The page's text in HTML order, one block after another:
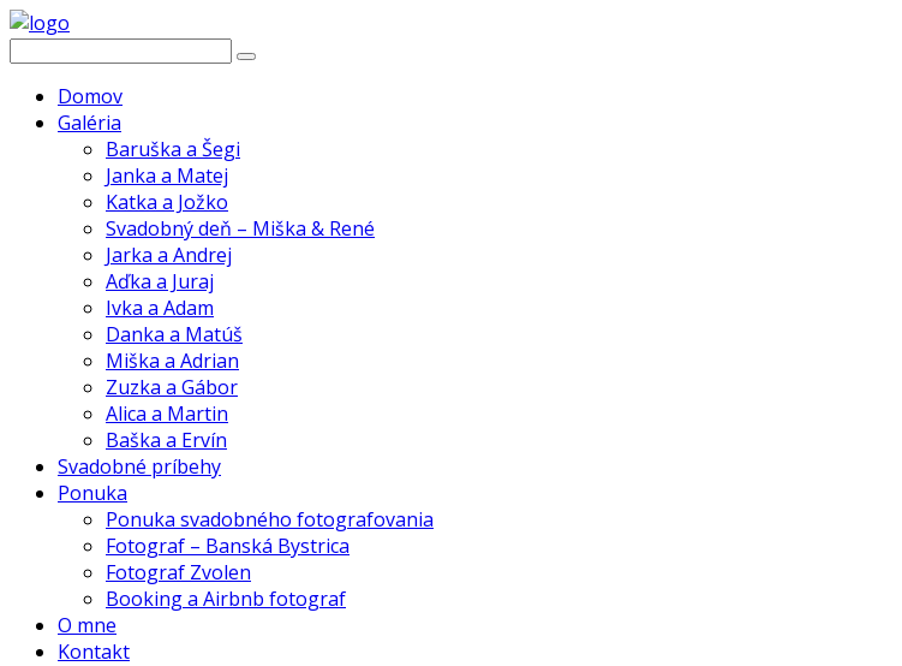
Domov
Galéria
Baruška a Šegi
Janka a Matej
Katka a Jožko
Svadobný deň – Miška & René
Jarka a Andrej
Aďka a Juraj
Ivka a Adam
Danka a Matúš
Miška a Adrian
Zuzka a Gábor
Alica a Martin
Baška a Ervín
Svadobné príbehy
Ponuka
Ponuka svadobného fotografovania
Fotograf – Banská Bystrica
Fotograf Zvolen
Booking a Airbnb fotograf
O mne
Kontakt